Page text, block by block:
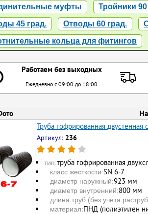
муфты Тройники 90
45 град. Отводы 60 град.
кольца для фитингов
Работаем без выходных
Ежедневно с 09:00 до 18:00
Труба гофрированная
Артикул: 236
тип:труба гофрированная
класс жесткости:SN 6-7
диаметр наружный:923 мм
диаметр внутренний:800 мм
длина труб (без учета
материал:ПНД (полиэтилен